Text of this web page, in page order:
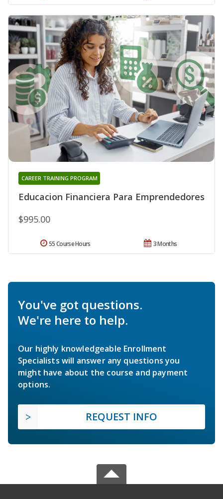
Educacion Financiera Para Emprendedores
CAREER TRAINING PROGRAM
$995.00
3 Months
55 Course Hours
You've got questions.
We're here to help.
Our highly knowledgeable Enrollment
Specialists will answer any questions you
might have about the course and payment
options.
REQUEST INFO